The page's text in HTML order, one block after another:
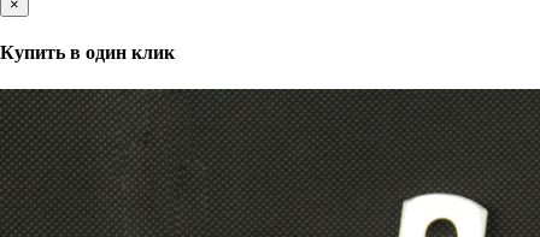
×
Купить в один клик